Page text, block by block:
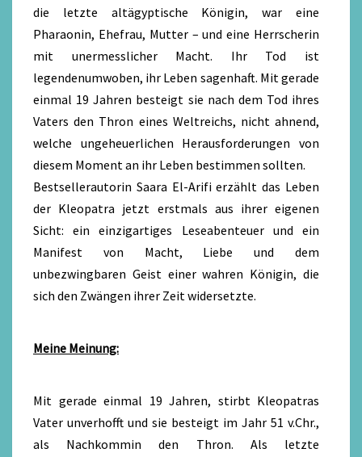
die letzte altägyptische Königin, war eine
Pharaonin, Ehefrau, Mutter – und eine Herrscherin
mit unermesslicher Macht. Ihr Tod ist
legendenumwoben, ihr Leben sagenhaft. Mit gerade
einmal 19 Jahren besteigt sie nach dem Tod ihres
Vaters den Thron eines Weltreichs, nicht ahnend,
welche ungeheuerlichen Herausforderungen von
diesem Moment an ihr Leben bestimmen sollten.
Bestsellerautorin Saara El-Arifi erzählt das Leben
der Kleopatra jetzt erstmals aus ihrer eigenen
Sicht: ein einzigartiges Leseabenteuer und ein
Manifest von Macht, Liebe und dem
unbezwingbaren Geist einer wahren Königin, die
sich den Zwängen ihrer Zeit widersetzte.
Meine Meinung:
Mit gerade einmal 19 Jahren, stirbt Kleopatras
Vater unverhofft und sie besteigt im Jahr 51 v.Chr.,
als Nachkommin den Thron. Als letzte